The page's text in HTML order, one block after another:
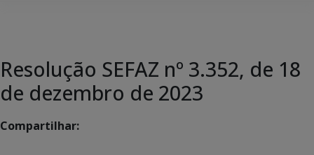
Resolução SEFAZ nº 3.352, de 18
de dezembro de 2023
Compartilhar: